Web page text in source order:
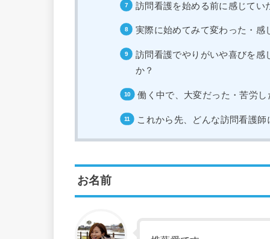
訪問看護を始める前に感じてい
実際に始めてみて変わった・感
訪問看護でやりがいや喜びを感
か？
働く中で、大変だった・苦労
これから先、どんな訪問看護
お名前